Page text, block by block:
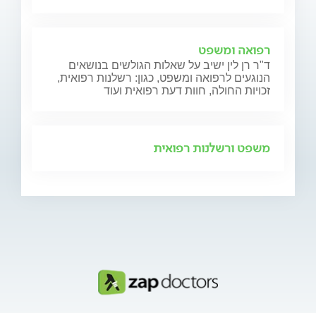
רפואה ומשפט
ד"ר רן לין ישיב על שאלות הגולשים בנושאים
הנוגעים לרפואה ומשפט, כגון: רשלנות רפואית,
זכויות החולה, חוות דעת רפואית ועוד
משפט ורשלנות רפואית